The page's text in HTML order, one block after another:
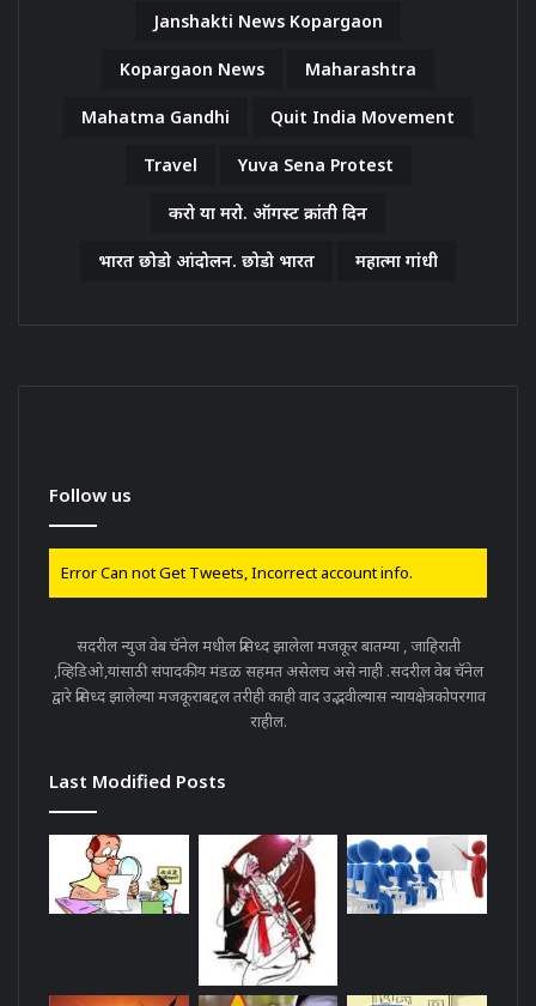
Janshakti News Kopargaon
Kopargaon News Maharashtra
Mahatma Gandhi Quit India Movement
Travel Yuva Sena Protest
करो या मरो. ऑगस्ट क्रांती दिन
भारत छोडो आंदोलन. छोडो भारत महात्मा गांधी
Follow us
Error Can not Get Tweets, Incorrect account info.
सदरील न्युज वेब चॅनेल मधील प्रसिध्द झालेला मजकूर बातम्या , जाहिराती
,व्हिडिओ,यांसाठी संपादकीय मंडळ सहमत असेलच असे नाही .सदरील वेब चॅनेल
द्वारे प्रसिध्द झालेल्या मजकूराबद्दल तरीही काही वाद उद्भवील्यास न्यायक्षेत्रकोपरगाव
राहील.
Last Modified Posts